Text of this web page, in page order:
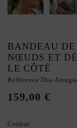
BANDEAU
NŒUDS ET
LE CÔTÉ
Référence Dia-
159,00 €
Couleur